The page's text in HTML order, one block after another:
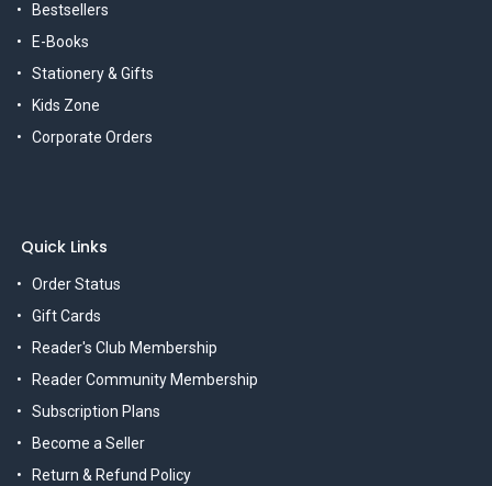
Bestsellers
E-Books
Stationery & Gifts
Kids Zone
Corporate Orders
Quick Links
Order Status
Gift Cards
Reader's Club Membership
Reader Community Membership
Subscription Plans
Become a Seller
Return & Refund Policy